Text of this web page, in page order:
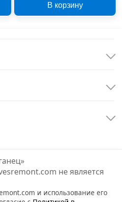
В корзину
не является
и использование его